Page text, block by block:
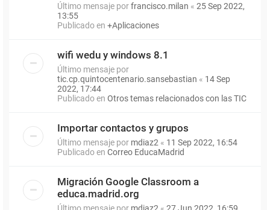
Último mensaje porfrancisco.milan « 25 Sep 2022,
13:55
Publicado en +Aplicaciones
wifi wedu y windows 8.1
Último mensaje por
tic.cp.quintocentenario.sansebastian « 14 Sep
2022, 17:44
Publicado en Otros temas relacionados con las TIC
Importar contactos y grupos
Último mensaje por mdiaz2 « 11 Sep 2022, 16:54
Publicado en Correo EducaMadrid
Migración Google Classroom a
educa.madrid.org
Último mensaje por mdiaz2 « 27 Jun 2022, 16:59